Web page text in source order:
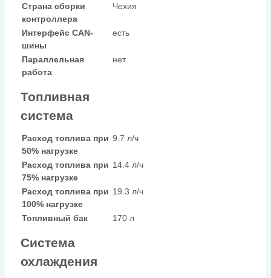
Страна сборки
контроллера
Чехия
Интерфейс CAN-
шины
есть
Параллельная
работа
нет
Топливная
система
Расход топлива при
50% нагрузке
9.7 л/ч
Расход топлива при
75% нагрузке
14.4 л/ч
Расход топлива при
100% нагрузке
19.3 л/ч
Топливный бак 170 л
Система
охлаждения